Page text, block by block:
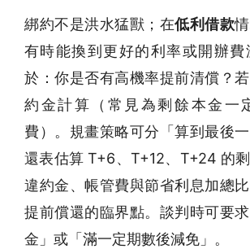
綁約不是洪水猛獸；在低利借款
有時能換到更好的利率或開辦費
於：你是否有高機率提前清償？
約金計算（常見為剩餘本金一
費）。規畫策略可分「算到最後
還表估算 T+6、T+12、T+24 的
違約金、帳管費與節省利息加總
提前償還的臨界點。談判時可要
金」或「滿一定期數後減免」。